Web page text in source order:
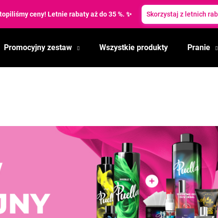
ceny! Letnie rabaty aż do 35 %. ✨ Skorzystaj z letnich
Promocyjny zestaw Wszystkie produkty Pranie
Czego szukasz?
Polecamy